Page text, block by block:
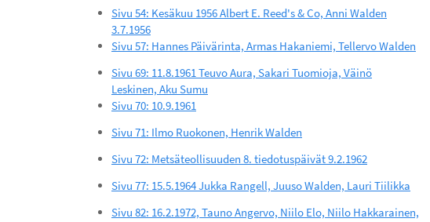
Sivu 54: Kesäkuu 1956 Albert E. Reed's & Co, Anni Walden
3.7.1956
Sivu 57: Hannes Päivärinta, Armas Hakaniemi, Tellervo Walden
Sivu 69: 11.8.1961 Teuvo Aura, Sakari Tuomioja, Väinö
Leskinen, Aku Sumu
Sivu 70: 10.9.1961
Sivu 71: Ilmo Ruokonen, Henrik Walden
Sivu 72: Metsäteollisuuden 8. tiedotuspäivät 9.2.1962
Sivu 77: 15.5.1964 Jukka Rangell, Juuso Walden, Lauri Tiilikka
Sivu 82: 16.2.1972, Tauno Angervo, Niilo Elo, Niilo Hakkarainen,